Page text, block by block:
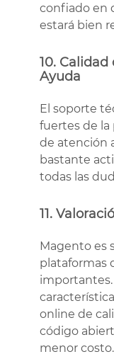
confiado en
estará bien
10.
Ayuda
El soporte
fuertes de la
de atención
bastante
todas las
11.
Magento es
plataformas
importantes.
online de
código
menor costo.